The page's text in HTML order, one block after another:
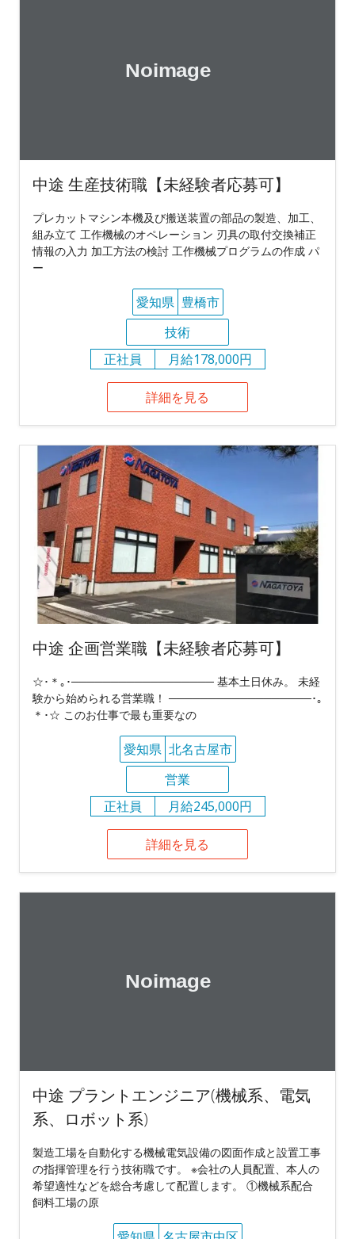
中途 生産技術職【未経験者応募可】
プレカットマシン本機及び搬送装置の部品の製造、加工、
組み立て 工作機械のオペレーション 刃具の取付交換補正
情報の入力 加工方法の検討 工作機械プログラムの作成 パ
ー
愛知県 豊橋市
技術
正社員
月給178,000円
詳細を見る
中途 企画営業職【未経験者応募可】
☆･＊｡･────────────────── 基本土日休み。 未経
験から始められる営業職！ ──────────────────･｡
＊･☆ このお仕事で最も重要なの
愛知県 北名古屋市
営業
正社員
月給245,000円
詳細を見る
中途 プラントエンジニア(機械系、電気
系、ロボット系)
製造工場を自動化する機械電気設備の図面作成と設置工事
の指揮管理を行う技術職です。 ※会社の人員配置、本人の
希望適性などを総合考慮して配置します。 ①機械系配合
飼料工場の原